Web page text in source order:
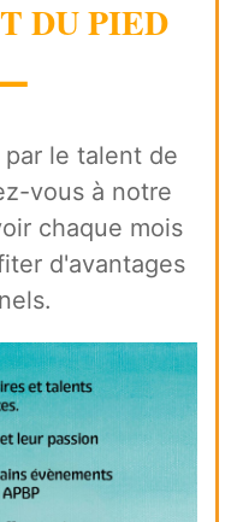
DU PIED
le talent de
vous à notre
chaque mois
d'avantages